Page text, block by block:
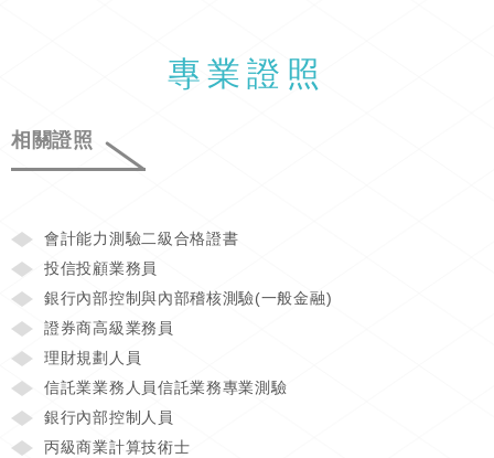
專業證照
相關證照
會計能力測驗二級合格證書
投信投顧業務員
銀行內部控制與內部稽核測驗(一般金融)
證券商高級業務員
理財規劃人員
信託業業務人員信託業務專業測驗
銀行內部控制人員
丙級商業計算技術士